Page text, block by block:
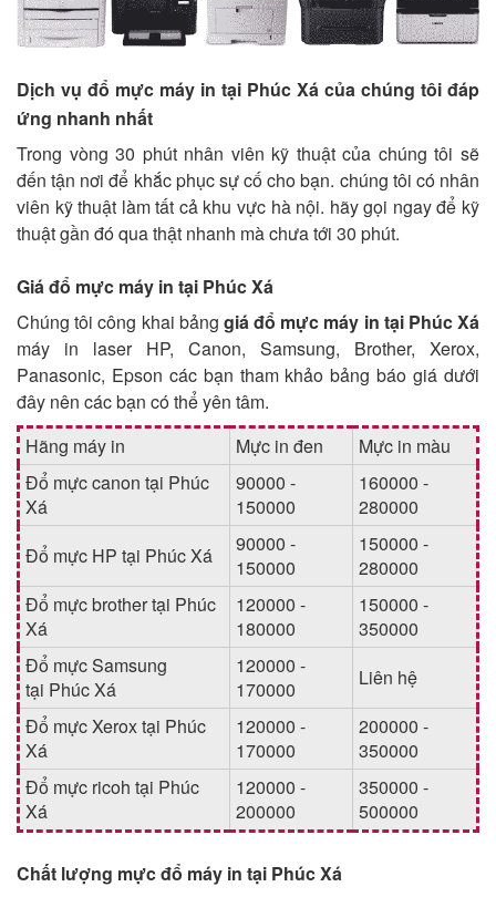
Dịch vụ đổ mực máy in tại Phúc Xá của chúng tôi đáp
ứng nhanh nhất
Trong vòng 30 phút nhân viên kỹ thuật của chúng tôi sẽ
đến tận nơi để khắc phục sự cố cho bạn. chúng tôi có nhân
viên kỹ thuật làm tất cả khu vực hà nội. hãy gọi ngay để kỹ
thuật gần đó qua thật nhanh mà chưa tới 30 phút.
Giá đổ mực máy in tại Phúc Xá
Chúng tôi công khai bảng giá đổ mực máy in tại Phúc Xá
máy in laser HP, Canon, Samsung, Brother, Xerox,
Panasonic, Epson các bạn tham khảo bảng báo giá dưới
đây nên các bạn có thể yên tâm.
Hãng máy in
Mực in đen
Mực in màu
Đổ mực canon tại Phúc
Xá
90000 -
150000
160000 -
280000
Đổ mực HP tại Phúc Xá
90000 -
150000
150000 -
280000
Đổ mực brother tại Phúc
Xá
120000 -
180000
150000 -
350000
Đổ mực Samsung
tại Phúc Xá
120000 -
170000
Liên hệ
Đổ mực Xerox tại Phúc
Xá
120000 -
170000
200000 -
350000
Đổ mực ricoh tại Phúc
Xá
120000 -
200000
350000 -
500000
Chất lượng mực đổ máy in tại Phúc Xá